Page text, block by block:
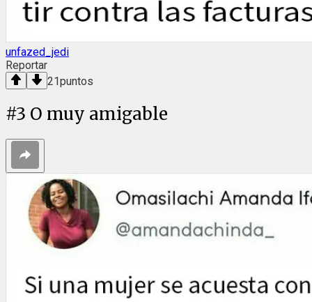
unfazed_jedi
Reportar
21puntos
#3 O muy amigable